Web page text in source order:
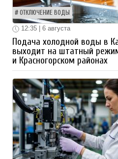
ОТКЛЮЧЕНИЕ ВОДЫ
12:35 | 6 августа
Подача холодной воды в
выходит на штатный
и Красногорском районах